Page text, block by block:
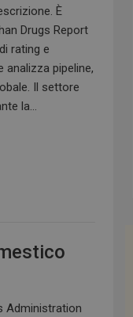
È
Drugs Report
rating e
analizza pipeline,
Il settore
la…
Administration